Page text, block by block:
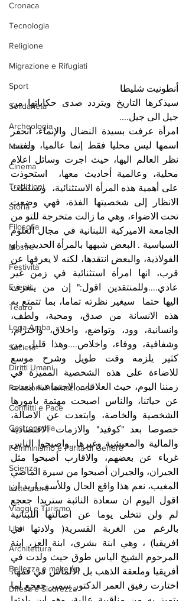
Cronaca
Tecnologia
Religione
Migrazione e Rifugiati
Sport
Solidarietà
Archeologia
Musica
Cinema
Tradizioni
Storia
Filosofia
Mostre
Festività
Eventi
Teatro
Lega Araba
Società
Diritti Umani
Relazioni Internazionali
Conflitti e Pace
Gastronomia
Femminismo e Parità di Genere
Scienza
Letteratura
Viaggi e Turismo
Libri
Architettura
Bellezza e make up
Difesa e Sicurezza
أنطونيت شليطا
سيذكرها التاريخ ويتردد صدى حكاياتها من
جيل الى جيل....
امرأة عرفت بسيدة النضال والإنماء، انحفر
اسمها ليس محليا فقط إنما عالميا، ولفتت
على أهمية هذه المرأة الاستثنائية،  وتسلطت
الانظار إلى شخصيتها الفذة، فهي وضعت
الجامعة الاميركية اللبنانية في مجال العلوم
السياسية . البعض شبهها بالمرأة الحديدية، او
قرب، انها امرأة استثنائية في زمن غير
عادي....وللمنتقدين اقول:" إن من يتعرف
وانسانية، وود، وتواضع، واخلاق، واحترام،
وشفافية، ووفاء، واخلاص....وهذا قليل من
للاضاءة على هذه الشخصية المميزة في
زمننا اليوم، حيث العلاقات الاجتماعية ابعدت
خصوصا بعد "كوفيد" والازمات الاقتصادية
والمالية والمعيشية وغيرها...واصبحوا الناس
الجيران، والجيران أصبحوا من سيرة الماضي
المغيب، نعم هذا واقع الحال وللأسف.اريد ان
بالرغم من الغربة القسرية( ولادتها في
أفريقيا وملعقة الذهب بل الألماس في فمها،
اختارت رفيق العمر الدكتور سمير جعجع لما